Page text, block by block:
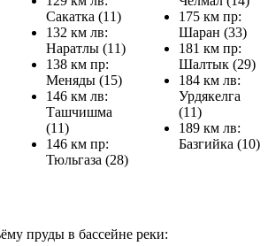
Сакатка (11)
132 км лв:
Наратлы (11)
138 км пр:
Меняды (15)
146 км лв:
Ташчишма
(11)
146 км пр:
Тюльгаза (28)
175 км пр:
Шаран (33)
181 км пр:
Шалтык (29)
184 км лв:
Урдякелга
(11)
189 км лв:
Базгийка (10)
пруды в бассейне реки: